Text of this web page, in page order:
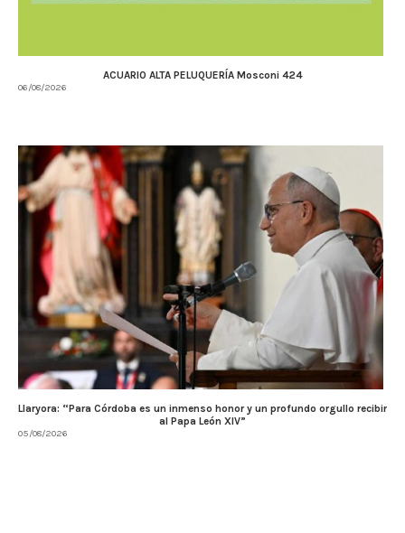
ACUARIO ALTA PELUQUERÍA Mosconi 424
06/08/2026
Llaryora: “Para Córdoba es un inmenso honor y un profundo orgullo recibir
al Papa León XIV”
05/08/2026